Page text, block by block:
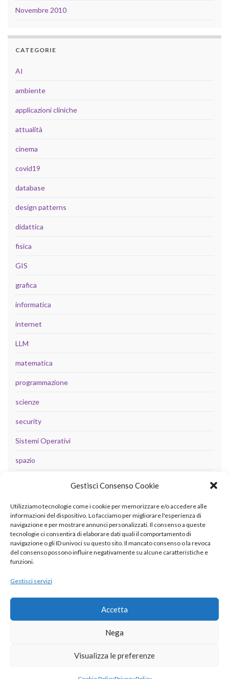
Gestisci Consenso Cookie
Utilizziamo tecnologie come i cookie per memorizzare e/o accedere alle
informazioni del dispositivo. Lo facciamo per migliorare l'esperienza di
navigazione e per mostrare annunci personalizzati. Il consenso a queste
tecnologie ci consentirà di elaborare dati quali il comportamento di
navigazione o gli ID univoci su questo sito. Il mancato consenso o la revoca
del consenso possono influire negativamente su alcune caratteristiche e
funzioni.
Gestisci servizi
Accetta
Nega
Visualizza le preferenze
Novembre 2010
CATEGORIE
AI
ambiente
applicazioni cliniche
attualità
cinema
covid19
database
design patterns
didattica
fisica
GIS
grafica
informatica
internet
LLM
matematica
programmazione
scienze
security
Sistemi Operativi
spazio
META
Accedi
Feed dei contenuti
Feed dei commenti